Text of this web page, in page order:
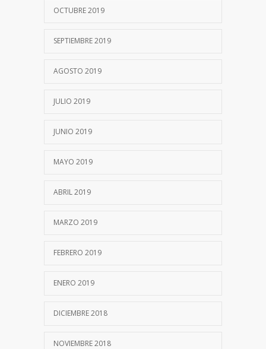
OCTUBRE 2019
SEPTIEMBRE 2019
AGOSTO 2019
JULIO 2019
JUNIO 2019
MAYO 2019
ABRIL 2019
MARZO 2019
FEBRERO 2019
ENERO 2019
DICIEMBRE 2018
NOVIEMBRE 2018